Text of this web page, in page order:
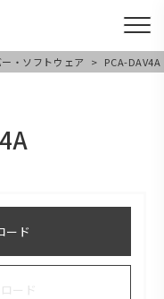
ー・ソフトウェア PCA-DAV4A
ード
ード